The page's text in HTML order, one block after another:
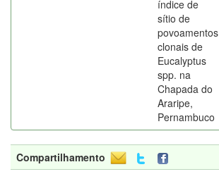
índice de
sítio de
povoamentos
clonais de
Eucalyptus
spp. na
Chapada do
Araripe,
Pernambuco
Compartilhamento